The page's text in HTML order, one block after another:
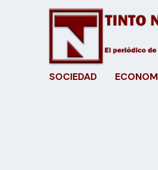
SOCIEDAD